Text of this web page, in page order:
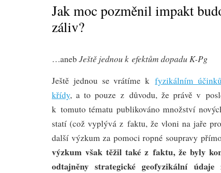
Jak moc pozměnil impakt
záliv?
…aneb Ještě jednou k efektům dopadu K-Pg
Ještě jednou se vrátíme kfyzikálním
křídy, a to pouze z důvodu, že právě v
k tomuto tématu publikováno množství
statí (což vyplývá z faktu, že vloni na jaře
další výzkum za pomoci ropné soupravy
výzkum však těžil také z faktu, že byly
odtajněny strategické geofyzikální